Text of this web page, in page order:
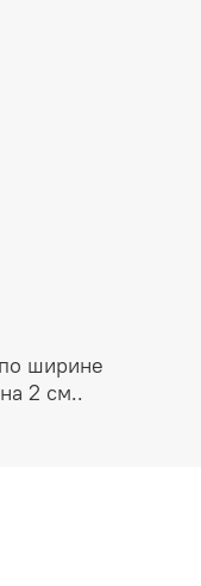
ширине
2 см..